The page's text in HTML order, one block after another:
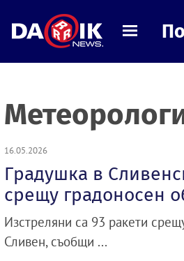
16.05.2026
Градушка в
срещу градоносен
Изстреляни са 93 ракети
Сливен, съобщи ...